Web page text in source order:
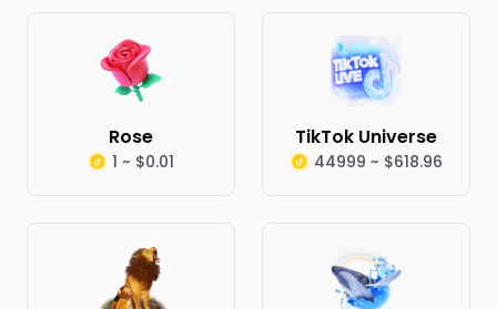
Rose
1 ~ $0.01
TikTok Universe
44999 ~ $618.96